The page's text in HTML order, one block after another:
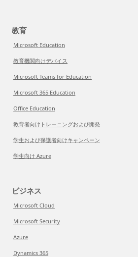
教育
Microsoft Education
教育機関向けデバイス
Microsoft Teams for Education
Microsoft 365 Education
Office Education
教育者向けトレーニングおよび開発
学生および保護者向けキャンペーン
学生向け Azure
ビジネス
Microsoft Cloud
Microsoft Security
Azure
Dynamics 365